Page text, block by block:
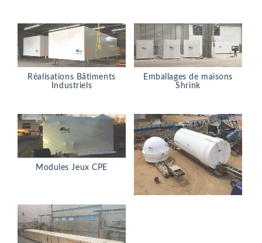
Réalisations Bâtiments
Industriels
Emballages de maisons
Shrink
Modules Jeux CPE